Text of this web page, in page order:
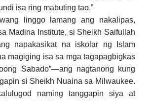
isa ring mabuting tao.”
linggo lamang ang nakalipas,
Madina Institute, si Sheikh Saifullah
napakasikat na iskolar ng Islam
magiging isa sa mga tagapagbigkas
Sabado”—ang nagtanong kung
si Sheikh Nuaina sa Milwaukee.
naming tanggapin siya at